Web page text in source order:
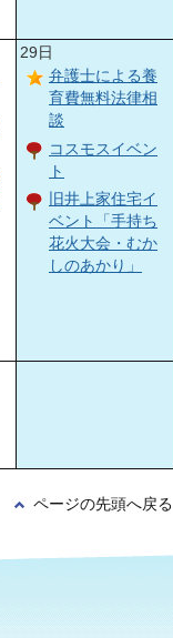
29日
弁護士による養
育費無料法律相
談
コスモスイベン
ト
旧井上家住宅イ
ベント「手持ち
花火大会・むか
しのあかり」
ページの先頭へ戻る